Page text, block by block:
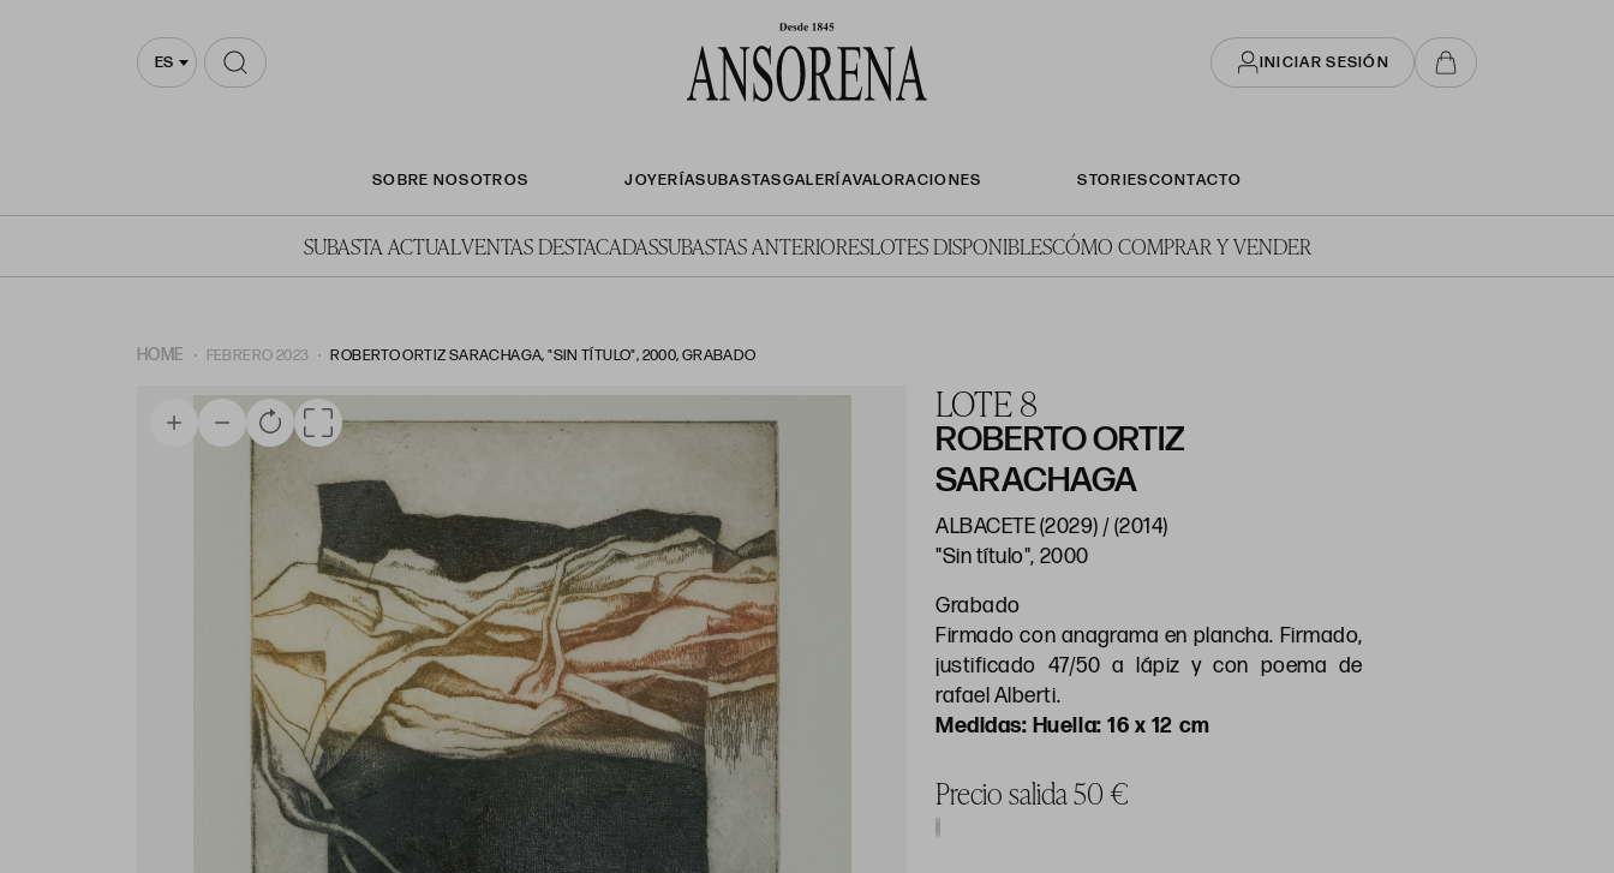
ES INICIAR SESIÓN
SOBRE NOSOTROS JOYERÍASUBASTASGALERÍAVALORACIONES STORIESCONTACTO
SUBASTA ACTUALVENTAS DESTACADASSUBASTAS ANTERIORESLOTES DISPONIBLESCÓMO COMPRAR Y VENDER
HOME FEBRERO 2023 ROBERTO ORTIZ SARACHAGA, "SIN TÍTULO", 2000, GRABADO
LOTE 8
ROBERTO ORTIZ
SARACHAGA
ALBACETE (2029) / (2014)
"Sin título", 2000
Grabado
Firmado con anagrama en plancha. Firmado,
justificado 47/50 a lápiz y con poema de
rafael Alberti.
Huella: 16 x 12 cm
Precio salida 50 €